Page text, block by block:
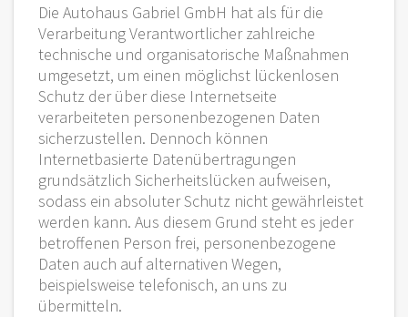
Die Autohaus Gabriel GmbH hat als für die
Verarbeitung Verantwortlicher zahlreiche
technische und organisatorische Maßnahmen
umgesetzt, um einen möglichst lückenlosen
Schutz der über diese Internetseite
verarbeiteten personenbezogenen Daten
sicherzustellen. Dennoch können
Internetbasierte Datenübertragungen
grundsätzlich Sicherheitslücken aufweisen,
sodass ein absoluter Schutz nicht gewährleistet
werden kann. Aus diesem Grund steht es jeder
betroffenen Person frei, personenbezogene
Daten auch auf alternativen Wegen,
beispielsweise telefonisch, an uns zu
übermitteln.